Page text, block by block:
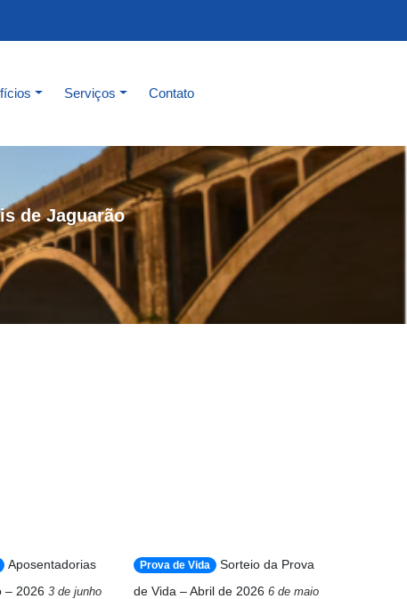
Serviços Contato
de Jaguarão
Aposentadorias
– 2026 3 de junho
Prova de Vida
Sorteio da Prova
de Vida – Abril de 2026 6 de maio